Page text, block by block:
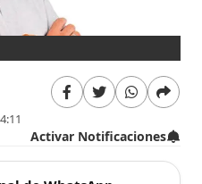
Activar Notificaciones